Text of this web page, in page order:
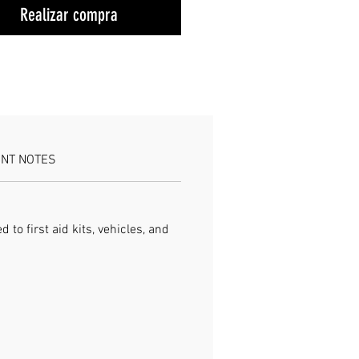
práctico y seguro. Se puede
después de la desinfección.
Realizar compra
NOTES
to first aid kits, vehicles, and